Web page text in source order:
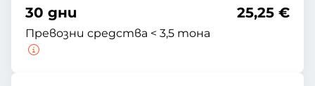
30 дни
Превозни средства < 3,5 тона
25,25 €